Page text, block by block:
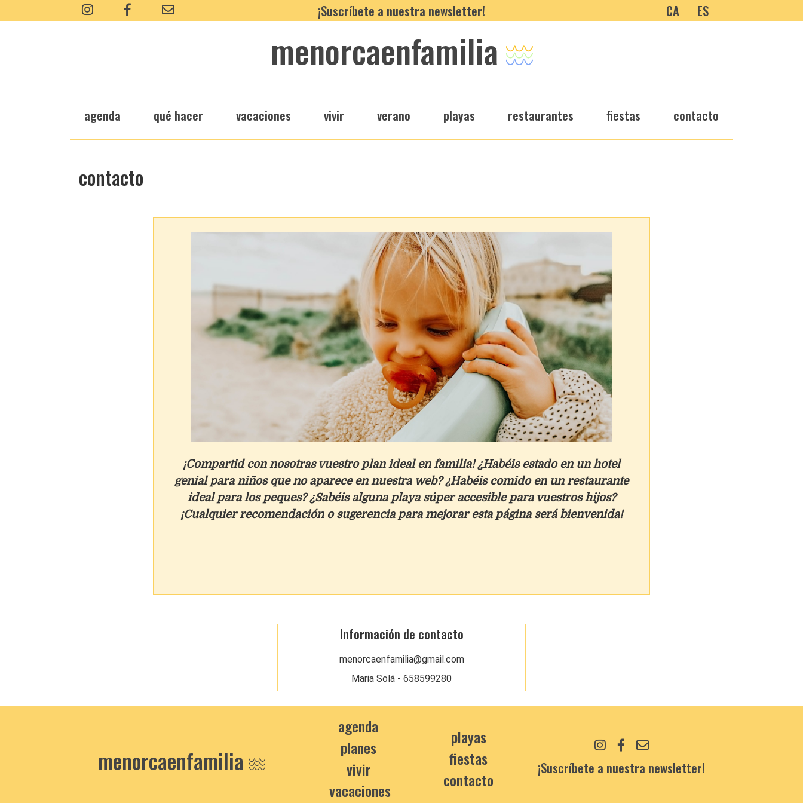
¡Suscríbete a nuestra newsletter! CA ES
menorcaenfamilia
agenda qué hacer vacaciones vivir verano playas restaurantes fiestas contacto
contacto
¡Compartid con nosotras vuestro plan ideal en familia! ¿Habéis estado en un hotel
genial para niños que no aparece en nuestra web? ¿Habéis comido en un restaurante
ideal para los peques? ¿Sabéis alguna playa súper accesible para vuestros hijos?
¡Cualquier recomendación o sugerencia para mejorar esta página será bienvenida!
Información de contacto
menorcaenfamilia@gmail.com
Maria Solá - 658599280
menorcaenfamilia
agenda
planes
vivir
vacaciones
playas
fiestas
contacto
¡Suscríbete a nuestra newsletter!